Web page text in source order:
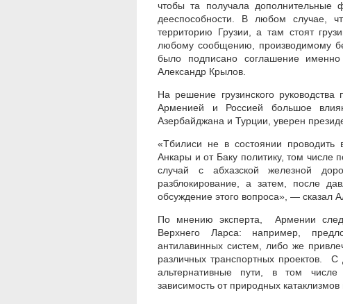
чтобы та получала дополнительные
дееспособности. В любом случае,
территорию Грузии, а там стоят
любому сообщению, производимому
было подписано соглашение
Александр Крылов.
На решение грузинского
Арменией и Россией большое
Азербайджана и Турции, уверен
«Тбилиси не в состоянии
Анкары и от Баку политику, том числе
случай с абхазской железной
разблокирование, а затем, после
обсуждение этого вопроса», — сказал
По мнению эксперта, Армении
Верхнего Ларса: например,
антилавинных систем, либо же
различных транспортных проектов. С
альтернативные пути, в том
зависимость от природных катаклизмов